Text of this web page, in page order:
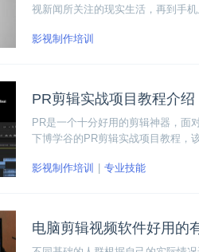
视新闻所关注的现实生活，再到手
影视制作培训
PR剪辑实战项目教程介绍
PR是一个十分好用的剪辑神器，面
下博学谷的PR剪辑实战项目教程，
影视制作培训
专业技能
电脑剪辑视频软件好用的